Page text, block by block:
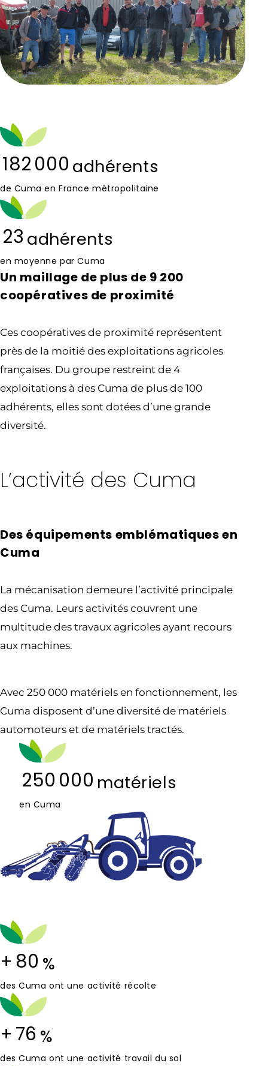
182 000 adhérents
de Cuma en France métropolitaine
23 adhérents
en moyenne par Cuma
Un maillage de plus de 9 200
coopératives de proximité
Ces coopératives de proximité représentent
près de la moitié des exploitations agricoles
françaises. Du groupe restreint de 4
exploitations à des Cuma de plus de 100
adhérents, elles sont dotées d’une grande
diversité.
L’activité des Cuma
Des équipements emblématiques en
Cuma
La mécanisation demeure l’activité principale
des Cuma. Leurs activités couvrent une
multitude des travaux agricoles ayant recours
aux machines.
Avec 250 000 matériels en fonctionnement, les
Cuma disposent d’une diversité de matériels
automoteurs et de matériels tractés.
250 000 matériels
en Cuma
+ 80 %
des Cuma ont une activité récolte
+ 76 %
des Cuma ont une activité travail du sol